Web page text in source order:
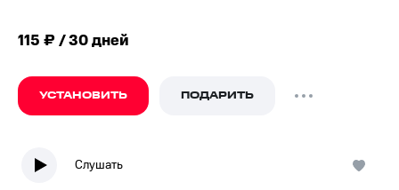
115 ₽ / 30 дней
УСТАНОВИТЬ ПОДАРИТЬ
Слушать